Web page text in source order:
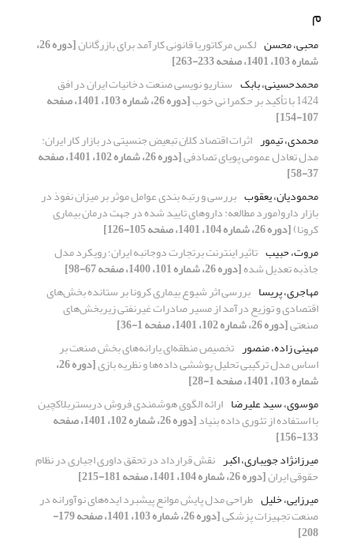
م
محبی، محسن لکس مرکاتوریا قانونی کارآمد برای بازرگانان [دوره 26،
شماره 103، 1401، صفحه 233-263]
محمدحسینی، بابک سناریو نویسی صنعت دخانیات ایران در افق
1424 با تأکید بر حکمرا نی خوب [دوره 26، شماره 103، 1401، صفحه
107-154]
محمدی، تیمور اثرات اقتصاد کلان تبعیض جنسیتی در بازار کار ایران:
مدل تعادل عمومی پویای تصادفی [دوره 26، شماره 102، 1401، صفحه
37-58]
محمودیان، یعقوب بررسی و رتبه بندی عوامل موثر بر میزان نفوذ در
بازار دارو(مورد مطالعه: داروهای تایید شده در جهت درمان بیماری
کرونا)[دوره 26، شماره 104، 1401، صفحه 105-126]
مروت، حبیب تاثیر اینترنت برتجارت دوجانبه ایران؛ رویکرد مدل
جاذبه تعدیل شده[دوره 26، شماره 101، 1400، صفحه 67-98]
مهاجری، پریسا بررسی اثر شیوع بیماری کرونا بر ستانده بخش‌های
اقتصادی و توزیع درآمد از مسیر صادرات غیرنفتی زیربخش‌های
صنعتی[دوره 26، شماره 102، 1401، صفحه 1-36]
مهینی زاده، منصور تخصیص منطقه‌ای یارانه‌های بخش صنعت بر
اساس مدل ترکیبی تحلیل پوششی داده‌ها و نظریه بازی [دوره 26،
شماره 103، 1401، صفحه 1-28]
موسوی، سید علیرضا ارائه الگوی هوشمندی فروش دربستربلاکچین
با استفاده از تئوری داده بنیاد [دوره 26، شماره 102، 1401، صفحه
133-156]
میرزانژاد جویباری، اکبر نقش قرارداد در تحقق داوری اجباری در نظام
حقوقی ایران[دوره 26، شماره 104، 1401، صفحه 181-215]
میرزایی، خلیل طراحی مدل پایش موانع پیشبرد ایده‌های نوآورانه در
صنعت تجهیزات پزشکی [دوره 26، شماره 103، 1401، صفحه 179-
208]